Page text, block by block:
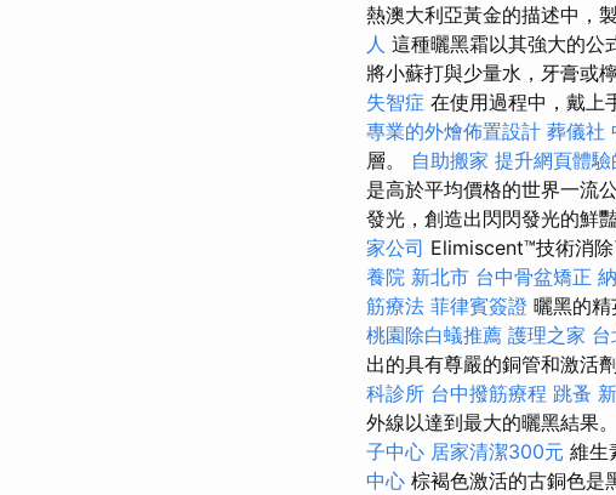
熱澳大利亞黃金的描述中，
人 這種曬黑霜以其強大的公
將小蘇打與少量水，牙膏或
失智症 在使用過程中，戴上
專業的外燴佈置設計 葬儀社
層。 自助搬家 提升網頁體
是高於平均價格的世界一流
發光，創造出閃閃發光的鮮
家公司 Elimiscent™技術消
養院 新北市 台中骨盆矯正
筋療法 菲律賓簽證 曬黑的
桃園除白蟻推薦 護理之家 台
出的具有尊嚴的銅管和激活
科診所 台中撥筋療程 跳蚤
外線以達到最大的曬黑結果。
子中心 居家清潔300元 維生
中心 棕褐色激活的古銅色是